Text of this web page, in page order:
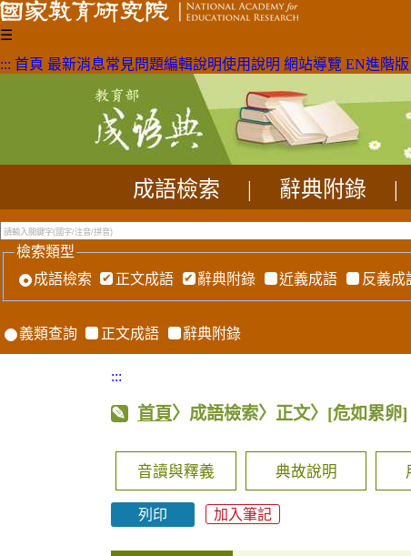
☰
::: 首頁 最新消息常見問題編輯說明使用說明 網站導覽 EN進階版
成語檢索 辭典附錄
檢索類型
成語檢索
正文成語 辭典附錄 近義成語 反義成
義類查詢 正文成語 辭典附錄
:::
首頁〉成語檢索〉正文〉 [危如累卵]
音讀與釋義 典故說明
列印 加入筆記